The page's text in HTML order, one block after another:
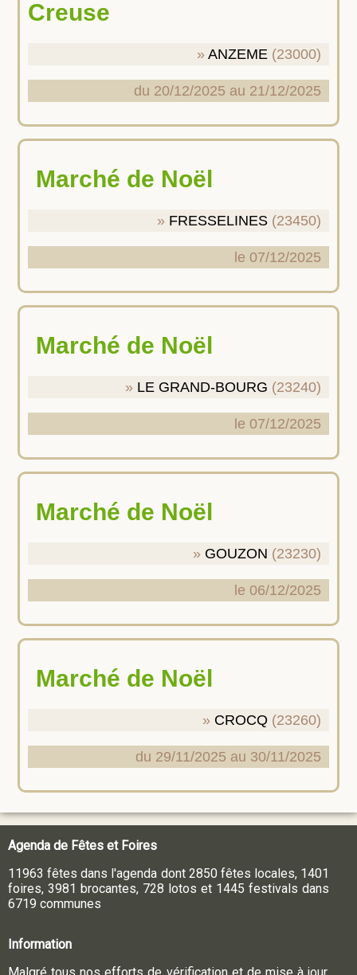
Creuse
ANZEME (23000)
du 20/12/2025 au 21/12/2025
Marché de Noël
FRESSELINES (23450)
le 07/12/2025
Marché de Noël
LE GRAND-BOURG (23240)
le 07/12/2025
Marché de Noël
GOUZON (23230)
le 06/12/2025
Marché de Noël
CROCQ (23260)
du 29/11/2025 au 30/11/2025
Agenda de Fêtes et Foires
11963 fêtes dans l'agenda dont 2850 fêtes locales, 1401
foires, 3981 brocantes, 728 lotos et 1445 festivals dans
6719 communes
Information